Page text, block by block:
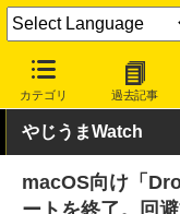
カテゴリ 過去記事
INTERNET Watch サ
やじうまWatch
macOS向け「
ートを終了。回